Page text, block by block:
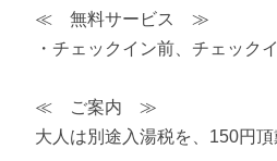
≪ 無料サービス ≫
・チェックイン前、チェック
≪ ご案内 ≫
大人は別途入湯税を、150円頂